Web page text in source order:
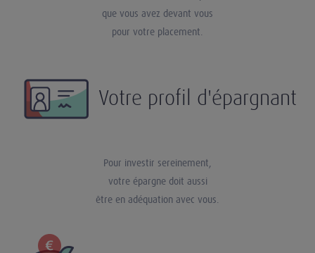
que vous avez devant vous
pour votre placement.
Votre profil d'épargnant
Pour investir sereinement,
votre épargne doit aussi
être en adéquation avec vous.